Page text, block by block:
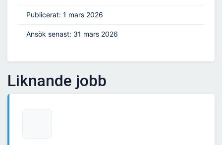
Publicerat: 1 mars 2026
Ansök senast: 31 mars 2026
Liknande jobb